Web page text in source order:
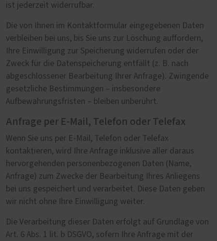
ist jederzeit widerrufbar.
Die von Ihnen im Kontaktformular eingegebenen Daten
verbleiben bei uns, bis Sie uns zur Löschung auffordern,
Ihre Einwilligung zur Speicherung widerrufen oder der
Zweck für die Datenspeicherung entfällt (z. B. nach
abgeschlossener Bearbeitung Ihrer Anfrage). Zwingende
gesetzliche Bestimmungen – insbesondere
Aufbewahrungsfristen – bleiben unberührt.
Anfrage per E-Mail, Telefon oder Telefax
Wenn Sie uns per E-Mail, Telefon oder Telefax
kontaktieren, wird Ihre Anfrage inklusive aller daraus
hervorgehenden personenbezogenen Daten (Name,
Anfrage) zum Zwecke der Bearbeitung Ihres Anliegens
bei uns gespeichert und verarbeitet. Diese Daten geben
wir nicht ohne Ihre Einwilligung weiter.
Die Verarbeitung dieser Daten erfolgt auf Grundlage von
Art. 6 Abs. 1 lit. b DSGVO, sofern Ihre Anfrage mit der